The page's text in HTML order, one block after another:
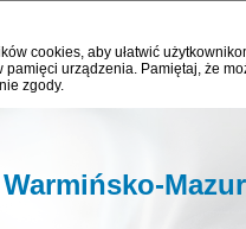
cookies, aby ułatwić
pamięci urządzenia. Pamiętaj, że
zgody.